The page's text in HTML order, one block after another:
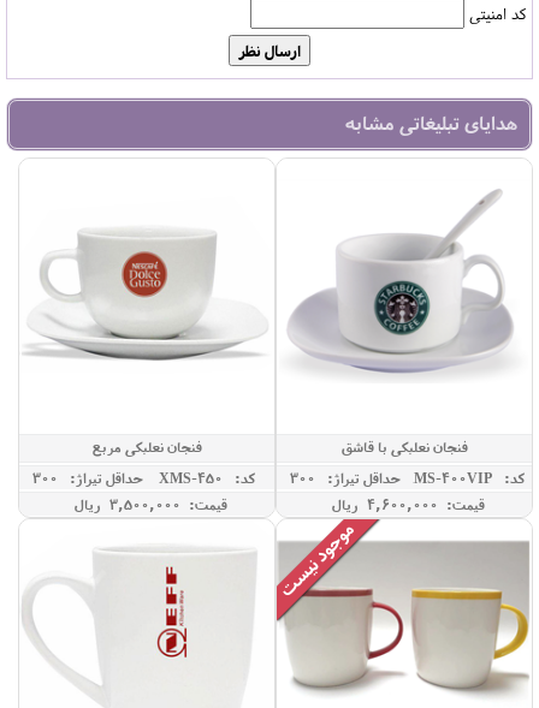
کد امنیتی
هدایای تبلیغاتی مشابه
فنجان نعلبکی با قاشق
کد: XMS-400VIP
حداقل تيراژ: 300
قیمت: 4,600,000 ريال
فنجان نعلبکی مربع
کد: XMS-450
حداقل تيراژ: 300
قیمت: 3,500,000 ريال